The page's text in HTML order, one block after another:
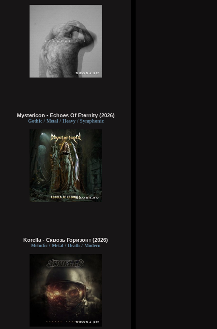
Mystericon - Echoes Of Eternity (2026)
Gothic / Metal / Heavy / Symphonic
Korella - Сквозь Горизонт (2026)
Melodic / Metal / Death / Modern